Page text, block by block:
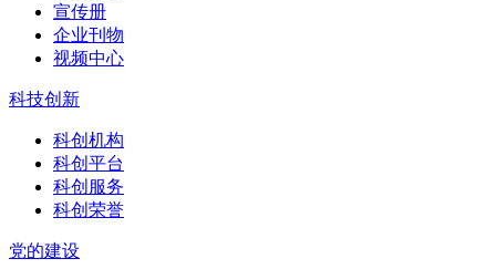
宣传册
企业刊物
视频中心
科技创新
科创机构
科创平台
科创服务
科创荣誉
党的建设